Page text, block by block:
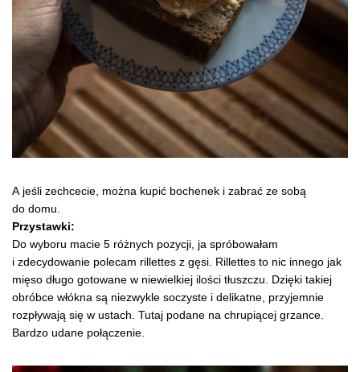
A jeśli zechcecie, można kupić bochenek i zabrać ze sobą
do domu.
Przystawki:
Do wyboru macie 5 różnych pozycji, ja spróbowałam
i zdecydowanie polecam rillettes z gęsi. Rillettes to nic innego jak
mięso długo gotowane w niewielkiej ilości tłuszczu. Dzięki takiej
obróbce włókna są niezwykle soczyste i delikatne, przyjemnie
rozpływają się w ustach. Tutaj podane na chrupiącej grzance.
Bardzo udane połączenie.